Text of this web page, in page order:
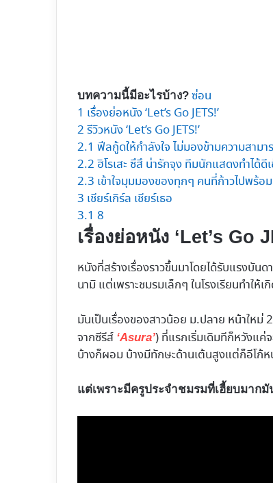
บทความนี้มีอะไรบ้าง? ซ่อน
1 เรื่องย่อหนัง ‘Let’s Go JETS!’
2 รีวิวหนัง ‘Let’s Go JETS!’
2.1 ฟีลกู้ดให้กำลังใจ ไม่มองข้ามความสาม
2.2 ฮิโรเสะ ซึสึ น่ารักจุง ทีมนักแสดงทำได้ดี
2.3 เข้าใจมุมมองของทุกๆ คนที่ก้าวไปพร้อม
3 เชียร์เกิร์ล เชียร์เธอ
3.1 8
เรื่องย่อหนัง ‘Let’s Go
หนังที่สร้างเรื่องราวขึ้นมาโดยได้รับแรงบัน
นามิ แต่เพราะชมรมเล็กๆ ในโรงเรียนทำให้
มันเป็นเรื่องของสาวน้อย ม.ปลาย หน้าใหม่
จากซีรีส์ ‘Asura’) ที่แรกเริ่มเดิมทีก็หวังแค่
บ้างก็ผอม บ้างมีทักษะด้านเต้นสูงแต่ก็อีโก้ห
แต่เพราะมีครูประจำชมรมที่เฮี้ยบมากมั